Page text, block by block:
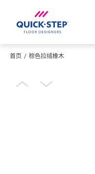
首页 棕色拉绒橡木